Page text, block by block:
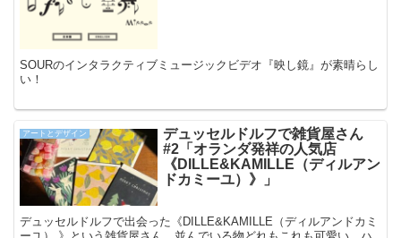
SOURのインタラクティブミュージックビデオ『映し鏡』が素晴らし
い！
アートとデザイン
デュッセルドルフで雑貨屋さん
#2「オランダ発祥の人気店
《DILLE&KAMILLE（ディルアン
ドカミーユ）》」
デュッセルドルフで出会った《DILLE&KAMILLE（ディルアンドカミ